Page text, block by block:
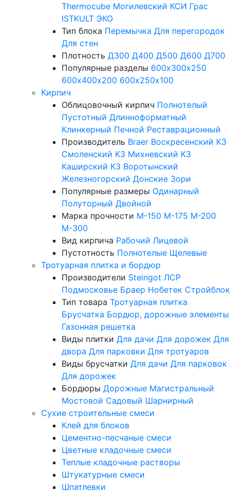
Thermocube Могилевский КСИ Грас
ISTKULT ЭКО
Тип блока Перемычка Для перегородок
Для стен
Плотность Д300 Д400 Д500 Д600 Д700
Популярные разделы 600х300х250
600х400х200 600х250х100
Кирпич
Облицовочный кирпич Полнотелый
Пустотный Длинноформатный
Клинкерный Печной Реставрационный
Производитель Braer Воскресенский КЗ
Смоленский КЗ Михневский КЗ
Каширский КЗ Воротынский
Железногорский Донские Зори
Популярные размеры Одинарный
Полуторный Двойной
Марка прочности М-150 М-175 М-200
М-300
Вид кирпича Рабочий Лицевой
Пустотность Полнотелые Щелевые
Тротуарная плитка и бордюр
Производители Steingot ЛСР
Подмосковье Браер Нобетек Стройблок
Тип товара Тротуарная плитка
Брусчатка Бордюр, дорожные элементы
Газонная решетка
Виды плитки Для дачи Для дорожек Для
двора Для парковки Для тротуаров
Виды брусчатки Для дачи Для парковок
Для дорожек
Бордюры Дорожные Магистральный
Мостовой Садовый Шарнирный
Сухие строительные смеси
Клей для блоков
Цементно-песчаные смеси
Цветные кладочные смеси
Теплые кладочные растворы
Штукатурные смеси
Шпатлевки